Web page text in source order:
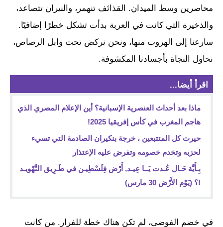
محاصرين وسط الميدان. القذائف تنهمر، والنيران تتصاعد،
والذخيرة التي كانت في العربة بدأت تشكل خطرًا إضافيًا.
سارعنا إلى الهروب منها، ونحن نركض تحت وابل الرصاص،
نحاول النجاة بأجسادنا المكشوفة.
اقرأ أيضا...
ماذا بعد أحداث العنصرية الإسبانية؟ أين الإعلام المصري الذي
هاجم المغرب في كأس إفريقيا 2025!
حيرت كل المتتبعين ، خرجة بنكيران الصادمة التي تسيء
لحزبه وتخدم خصومه وتفرض عليه الإعتذار
بِـأَيَّة حَـال عُـدت يَــا عِيـد, أَرْض فِلَسْطِيـن في طَـرِيق التَّهْويـد
!؟ (يَوْم الأَرْض 30 مارس)
في خضم الفوضى، لم تكن هناك خطة للفرار. من كانت